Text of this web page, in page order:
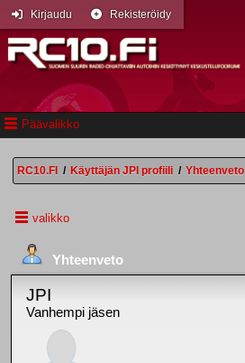
Päävalikko
Kirjaudu Rekisteröidy
RC10.FI / Käyttäjän JPI profiili / Yhteenveto
valikko
Yhteenveto
JPI
Vanhempi jäsen